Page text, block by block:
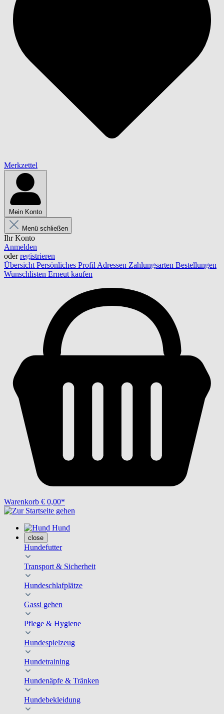
Merkzettel
Mein Konto
Menü schließen
Ihr Konto
Anmelden
oderregistrieren
Übersicht Persönliches Profil Adressen Zahlungsarten Bestellungen
Wunschlisten Erneut kaufen
Warenkorb € 0,00*
Hund
close
Hundefutter
Transport & Sicherheit
Hundeschlafplätze
Gassi gehen
Pflege & Hygiene
Hundespielzeug
Hundetraining
Hundenäpfe & Tränken
Hundebekleidung